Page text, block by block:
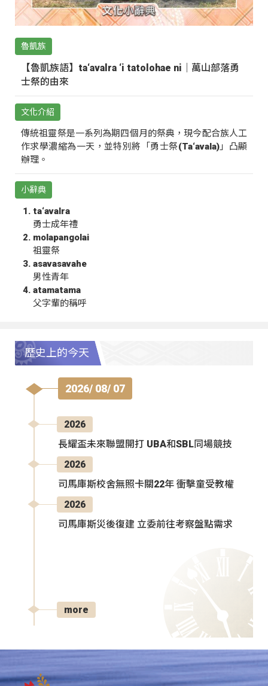
魯凱族
【魯凱族語】ta‘avalra ‘i tatolohae ni｜萬山部落勇
士祭的由來
文化介紹
傳統祖靈祭是一系列為期四個月的祭典，現今配合族人工
作求學濃縮為一天，並特別將「勇士祭(Ta‘avala)」凸顯
辦理。
小辭典
ta‘avalra
勇士成年禮
molapangolai
祖靈祭
asavasavahe
男性青年
atamatama
父字輩的稱呼
歷史上的今天
2026/ 08/ 07
2026
長耀盃未來聯盟開打 UBA和SBL同場競技
2026
司馬庫斯校舍無照卡關22年 衝擊童受教權
2026
司馬庫斯災後復建 立委前往考察盤點需求
more